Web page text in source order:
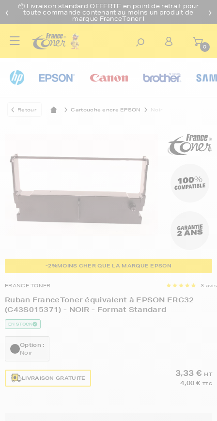
📦 Livraison standard OFFERTE en point de retrait pour
toute commande contenant au moins un produit de
marque FranceToner !
0
Retour Cartouche encre EPSON Noir
-2%MOINS CHER QUE LA MARQUE EPSON
FRANCE TONER 3 avis
Ruban FranceToner équivalent à EPSON ERC32
(C43S015371) - NOIR - Format Standard
EN STOCK
Option :
Noir
LIVRAISON GRATUITE
3,33 € HT
4,00 € TTC